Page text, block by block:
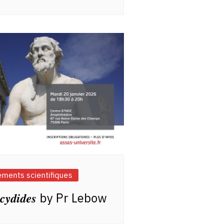
scientifiques
by Pr Lebow